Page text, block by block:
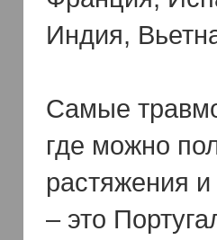
Индия,
Самые
где можно
растяжения
– это